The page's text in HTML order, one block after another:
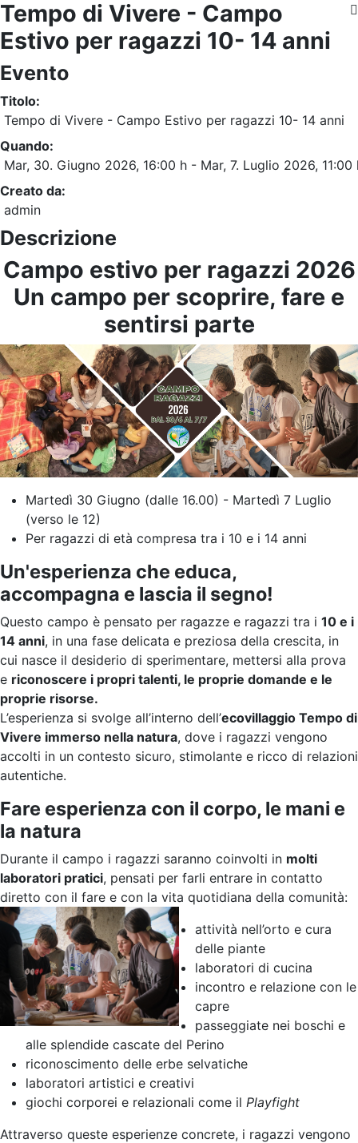
Tempo di Vivere - Campo
Estivo per ragazzi 10- 14 anni
Evento
Titolo:
Tempo di Vivere - Campo Estivo per ragazzi 10- 14 anni
Quando:
Mar, 30. Giugno 2026, 16:00 h - Mar, 7. Luglio 2026, 11:00
Creato da:
admin
Descrizione
Campo estivo per ragazzi 2026
Un campo per scoprire, fare e
sentirsi parte
Martedì 30 Giugno (dalle 16.00) - Martedì 7 Luglio
(verso le 12)
Per ragazzi di età compresa tra i 10 e i 14 anni
Un'esperienza che educa,
accompagna e lascia il segno!
Questo campo è pensato per ragazze e ragazzi tra i 10 e i
14 anni, in una fase delicata e preziosa della crescita, in
cui nasce il desiderio di sperimentare, mettersi alla prova
e riconoscere i propri talenti, le proprie domande e le
proprie risorse.
L’esperienza si svolge all’interno dell’ecovillaggio Tempo di
Vivere immerso nella natura, dove i ragazzi vengono
accolti in un contesto sicuro, stimolante e ricco di relazioni
autentiche.
Fare esperienza con il corpo, le mani e
la natura
Durante il campo i ragazzi saranno coinvolti in molti
laboratori pratici, pensati per farli entrare in contatto
diretto con il fare e con la vita quotidiana della comunità:
attività nell’orto e cura
delle piante
laboratori di cucina
incontro e relazione con le
capre
passeggiate nei boschi e
alle splendide cascate del Perino
riconoscimento delle erbe selvatiche
laboratori artistici e creativi
giochi corporei e relazionali come il Playfight
Attraverso queste esperienze concrete, i ragazzi vengono